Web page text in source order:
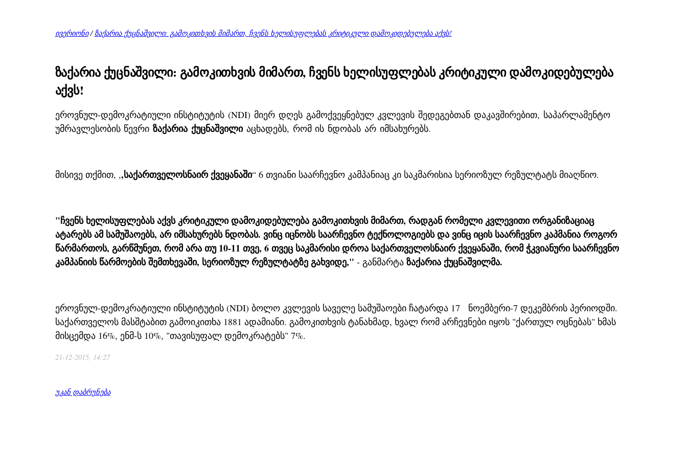
ივერიონი/ზაქარია ქუცნაშვილი: გამოკითხვის მიმართ, ჩვენს ხელისუფლებას კრიტიკული დამოკიდებულება აქვს!
ზაქარია ქუცნაშვილი: გამოკითხვის მიმართ, ჩვენს ხელისუფლებას კრიტიკული დამოკიდებულება
აქვს!
ეროვნულ-დემოკრატიული ინსტიტუტის (NDI) მიერ დღეს გამოქვეყნებულ კვლევის შედეგებთან დაკავშირებით, საპარლამენტო
უმრავლესობის წევრიზაქარია ქუცნაშვილიაცხადებს, რომ ის ნდობას არ იმსახურებს.
მისივე თქმით, ,,საქართველოსნაირ ქვეყანაში“ 6 თვიანი საარჩევნო კამპანიაც კი საკმარისია სერიოზულ რეზულტატს მიაღწიო.
"ჩვენს ხელისუფლებას აქვს კრიტიკული დამოკიდებულება გამოკითხვის მიმართ, რადგან რომელი კვლევითი ორგანიზაციაც
ატარებს ამ სამუშაოებს, არ იმსახურებს ნდობას. ვინც იცნობს საარჩევნო ტექნოლოგიებს და ვინც იცის საარჩევნო კაპმანია როგორ
წარმართოს, გარწმუნეთ, რომ არა თუ 10-11 თვე, 6 თვეც საკმარისი დროა საქართველოსნაირ ქვეყანაში, რომ ჭკვიანური საარჩევნო
კამპანიის წარმოების შემთხევაში, სერიოზულ რეზულტატზე გახვიდე," - განმარტა ზაქარია ქუცნაშვილმა.
ეროვნულ-დემოკრატიული ინსტიტუტის (NDI) ბოლო კვლევის საველე სამუშაოები ჩატარდა 17 ნოემბერი-7 დეკემბრის პერიოდში.
საქართველოს მასშტაბით გამოიკითხა 1881 ადამიანი. გამოკითხვის ტანახმად, ხვალ რომ არჩევნები იყოს "ქართულ ოცნებას" ხმას
მისცემდა 16%, ენმ-ს 10%, "თავისუფალ დემოკრატებს" 7%.
21-12-2015, 14:27
უკან დაბრუნება